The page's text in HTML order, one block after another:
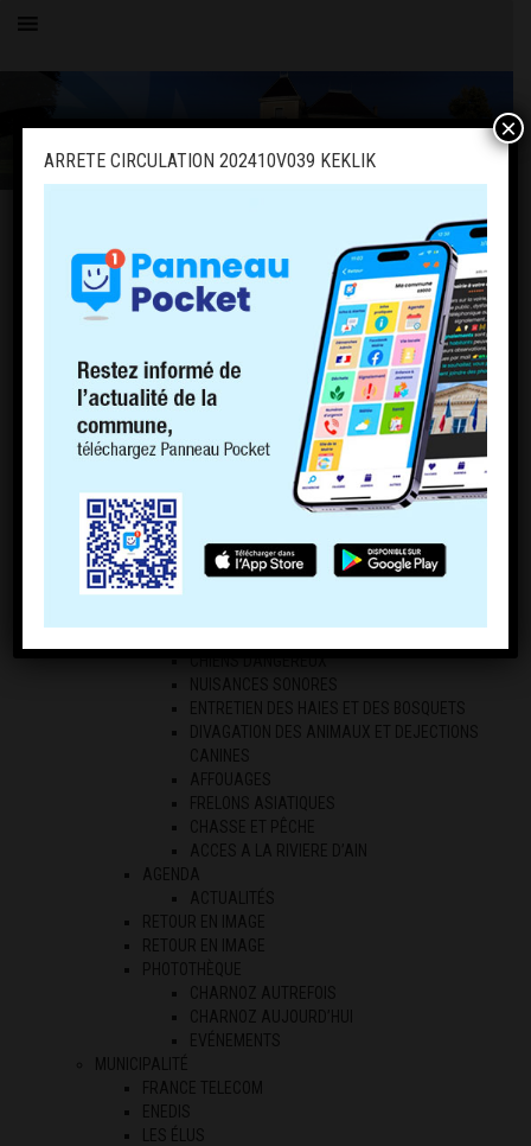
OK
PLU
Politique de cookies (EU)
ACCUEIL
LE VILLAGE
COMMERCE
COMPTOIR DE CHARNOZ
ECONOMIE LOCALE
LES PROFESSIONNELS
ENTRETIEN DES HAIES ET DES BOSQUETS
DIVAGATION DES ANIMAUX ET DEJECTIONS
CANINES
AFFOUAGES
FRELONS ASIATIQUES
CHASSE ET PÊCHE
ACCES A LA RIVIERE D’AIN
AGENDA
ACTUALITÉS
RETOUR EN IMAGE
RETOUR EN IMAGE
PHOTOTHÈQUE
CHARNOZ AUTREFOIS
CHARNOZ AUJOURD’HUI
EVÉNEMENTS
MUNICIPALITÉ
FRANCE TELECOM
ENEDIS
LES ÉLUS
ARRETE CIRCULATION 202410V039 KEKLIK
×